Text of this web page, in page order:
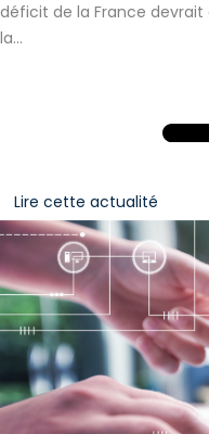
déficit de la France devrait
la...
Lire cette actualité